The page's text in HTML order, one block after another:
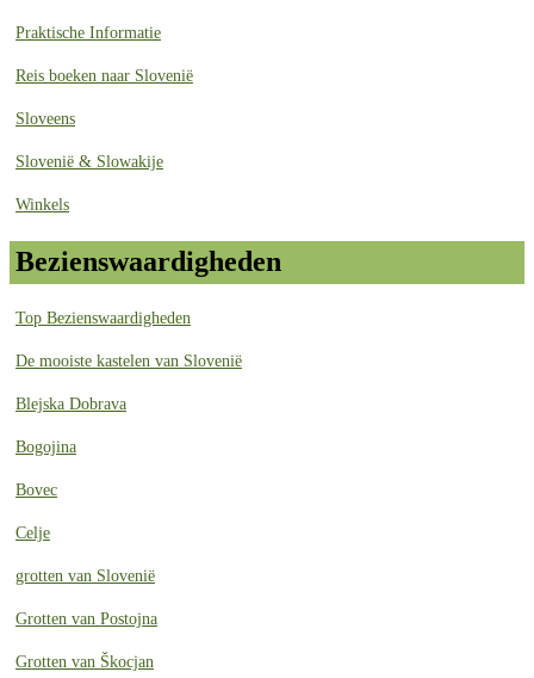
Praktische Informatie
Reis boeken naar Slovenië
Sloveens
Slovenië & Slowakije
Winkels
Bezienswaardigheden
Top Bezienswaardigheden
De mooiste kastelen van Slovenië
Blejska Dobrava
Bogojina
Bovec
Celje
grotten van Slovenië
Grotten van Postojna
Grotten van Škocjan